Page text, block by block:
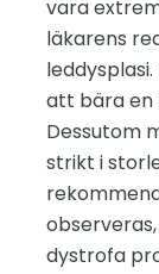
vara
läkarens
att bära en
Dessutom
strikt i
dystrofa